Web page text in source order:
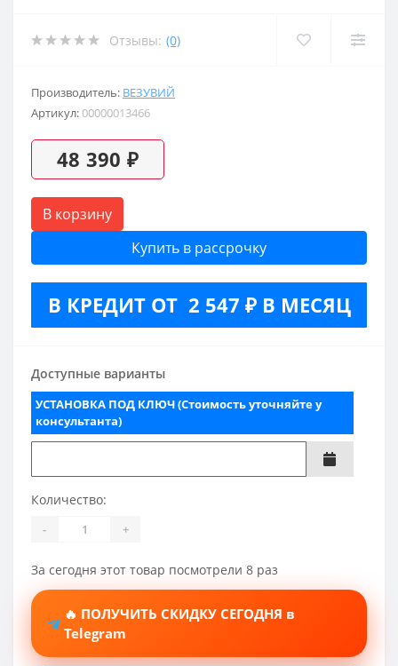
Отзывы: (0)
Производитель: ВЕЗУВИЙ
Артикул:00000013466
48 390 ₽
В корзину
Купить в рассрочку
В КРЕДИТ ОТ 2 547 ₽ В МЕСЯЦ
Доступные варианты
УСТАНОВКА ПОД КЛЮЧ (Стоимость уточняйте у
консультанта)
Количество:
- +
За сегодня этот товар посмотрели 8 раз
🔥 ПОЛУЧИТЬ СКИДКУ СЕГОДНЯ в
Telegram